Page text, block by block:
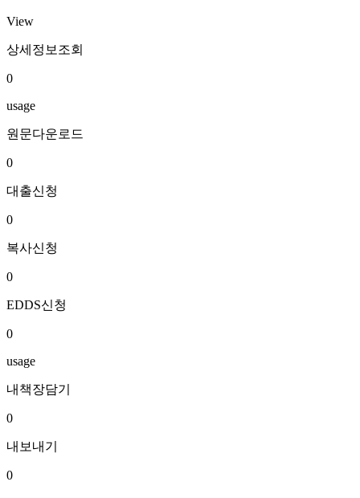
View
상세정보조회
0
usage
원문다운로드
0
대출신청
0
복사신청
0
EDDS신청
0
usage
내책장담기
0
내보내기
0